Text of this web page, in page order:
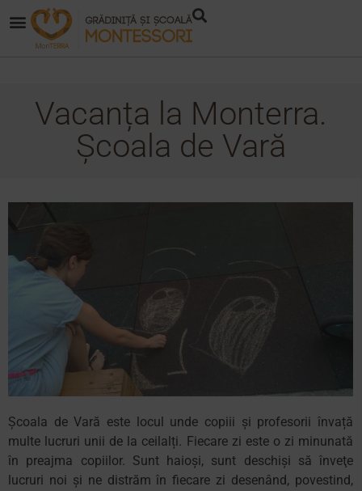
Vacanța la Monterra.
Școala de Vară
Școala de Vară este locul unde copiii și profesorii învață
multe lucruri unii de la ceilalți. Fiecare zi este o zi minunată
în preajma copiilor. Sunt haioşi, sunt deschişi să înveţe
lucruri noi şi ne distrăm în fiecare zi desenând, povestind,